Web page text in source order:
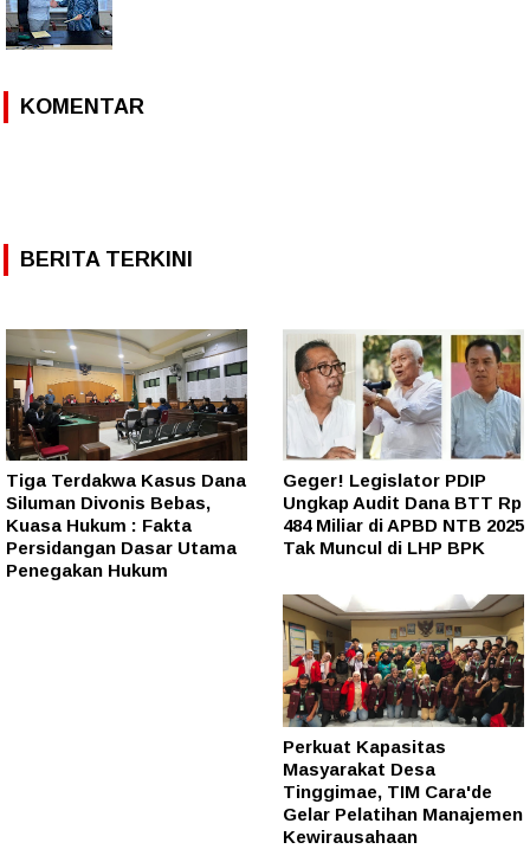
KOMENTAR
BERITA TERKINI
Tiga Terdakwa Kasus Dana
Siluman Divonis Bebas,
Kuasa Hukum : Fakta
Persidangan Dasar Utama
Penegakan Hukum
Geger! Legislator PDIP
Ungkap Audit Dana BTT Rp
484 Miliar di APBD NTB 2025
Tak Muncul di LHP BPK
Perkuat Kapasitas
Masyarakat Desa
Tinggimae, TIM Cara'de
Gelar Pelatihan Manajemen
Kewirausahaan